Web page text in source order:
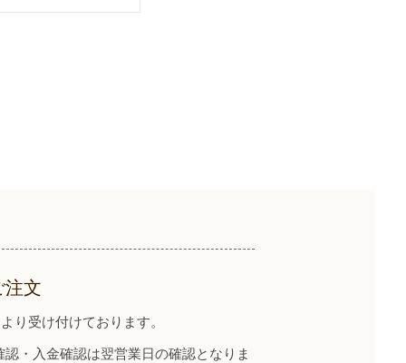
注文
り受け付けております。
・入金確認は翌営業日の確認となりま